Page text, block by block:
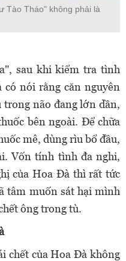
Tào Tháo" không phải là
sau khi kiểm tra tình
nói rằng căn nguyên
não đang lớn dần,
bên ngoài. Để chữa
mê, dùng rìu bổ đầu,
Vốn tính tình đa nghi,
của Hoa Đà thì rất tức
tâm muốn sát hại mình
ông trong tù.
chết của Hoa Đà không